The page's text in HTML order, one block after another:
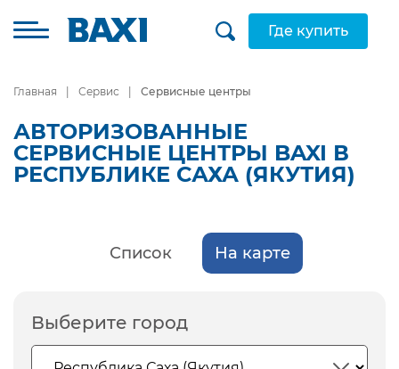
Где купить
Главная Сервис Сервисные центры
АВТОРИЗОВАННЫЕ
СЕРВИСНЫЕ ЦЕНТРЫ BAXI В
РЕСПУБЛИКЕ САХА (ЯКУТИЯ)
Список На карте
Выберите город